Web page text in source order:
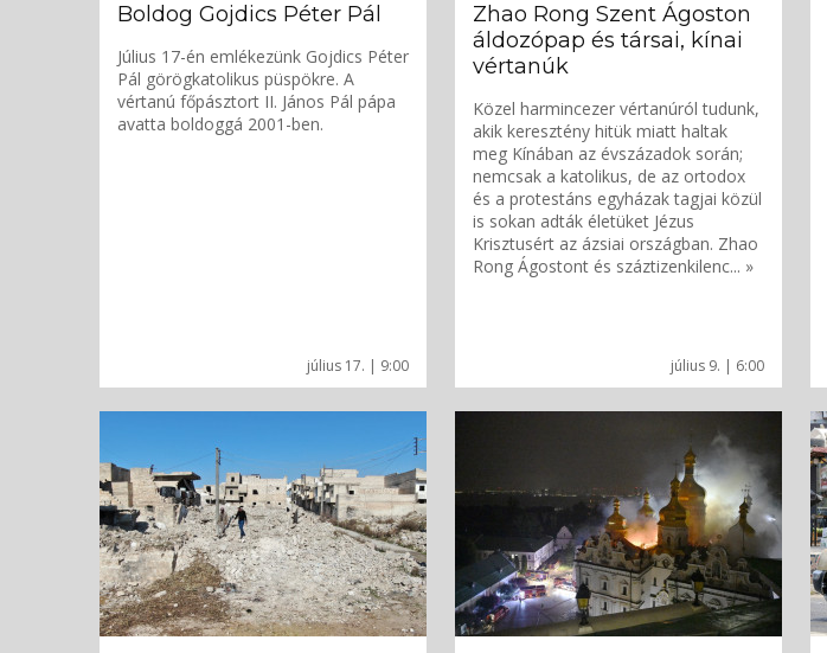
július 17. | 9:00
Boldog Gojdics Péter Pál
Július 17-én emlékezünk Gojdics Péter
Pál görögkatolikus püspökre. A
vértanú főpásztort II. János Pál pápa
avatta boldoggá 2001-ben.
július 9. | 6:00
Zhao Rong Szent Ágoston
áldozópap és társai, kínai
vértanúk
Közel harmincezer vértanúról tudunk,
akik keresztény hitük miatt haltak
meg Kínában az évszázadok során;
nemcsak a katolikus, de az ortodox
és a protestáns egyházak tagjai közül
is sokan adták életüket Jézus
Krisztusért az ázsiai országban. Zhao
Rong Ágostont és száztizenkilenc... »